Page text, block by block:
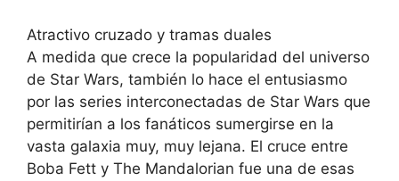
Atractivo cruzado y tramas duales
A medida que crece la popularidad del universo
de Star Wars, también lo hace el entusiasmo
por las series interconectadas de Star Wars que
permitirían a los fanáticos sumergirse en la
vasta galaxia muy, muy lejana. El cruce entre
Boba Fett y The Mandalorian fue una de esas